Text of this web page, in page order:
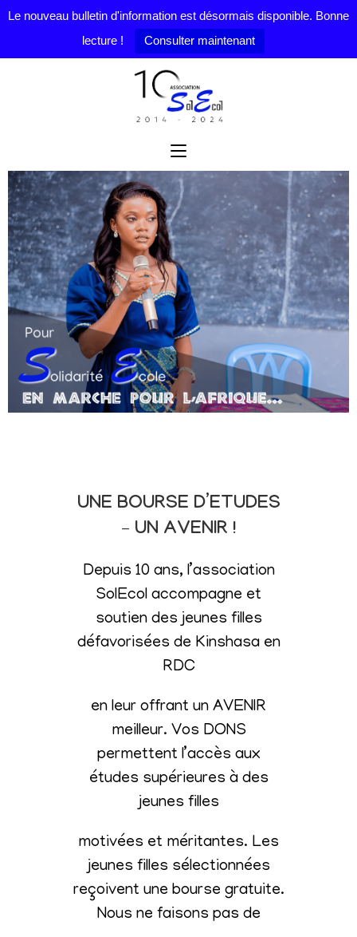
Le nouveau bulletin d'information est désormais disponible. Bonne
lecture !
Consulter maintenant
UNE BOURSE D’ETUDES
– UN AVENIR !
Depuis 10 ans, l’association
SolEcol accompagne et
soutien des jeunes filles
défavorisées de Kinshasa en
RDC
en leur offrant un AVENIR
meilleur. Vos DONS
permettent l’accès aux
études supérieures à des
jeunes filles
motivées et méritantes. Les
jeunes filles sélectionnées
reçoivent une bourse gratuite.
Nous ne faisons pas de